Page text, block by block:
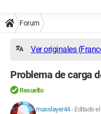
Forum
Ver originales
Problema de carga
Resuelto
maxslayer44- Editado